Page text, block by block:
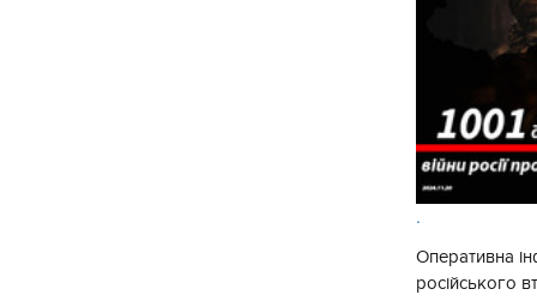
.
Оперативна
російського